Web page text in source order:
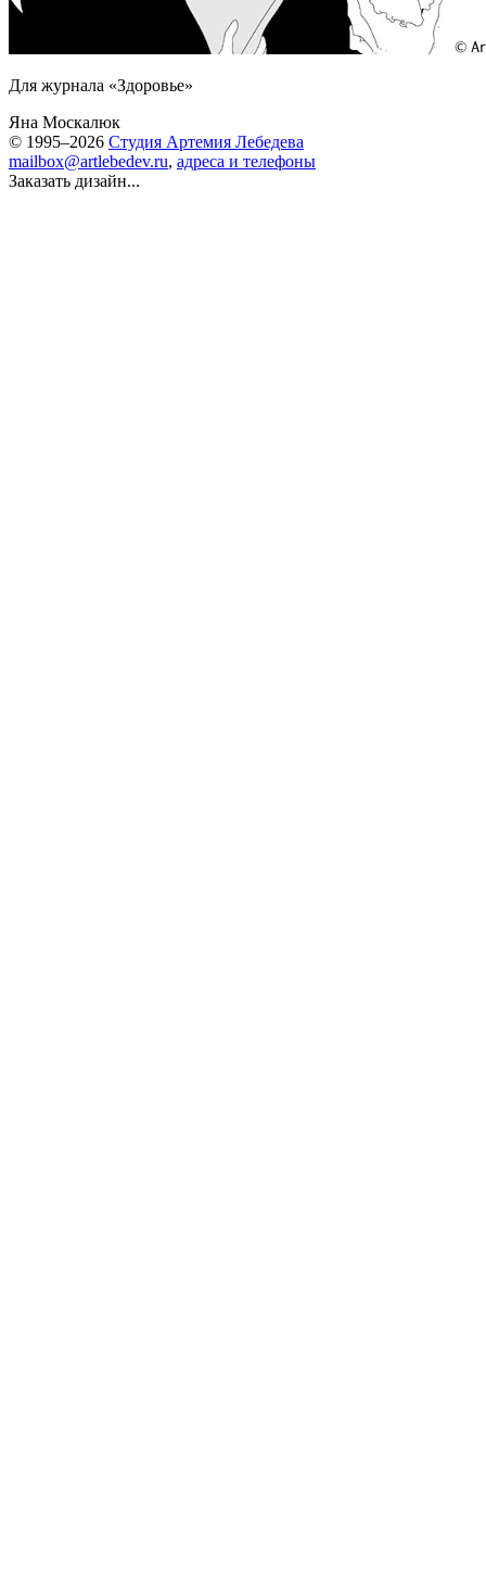
Для журнала «Здоровье»
Яна Москалюк
© 1995–2026 Студия Артемия Лебедева
mailbox@artlebedev.ru, адреса и телефоны
Заказать дизайн...